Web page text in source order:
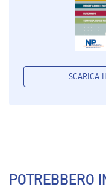
SCARICA
POTREBBERO